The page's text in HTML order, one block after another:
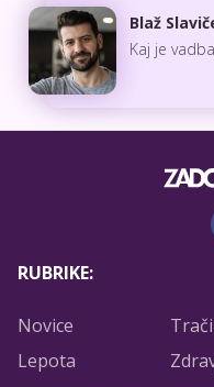
Blaž
Kaj je
RUBRIKE:
Novice Trači
Lepota